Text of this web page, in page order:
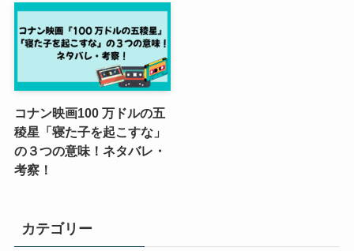
コナン映画100 万ドルの五
稜星「寝た子を起こすな」
の３つの意味！ネタバレ・
考察！
カテゴリー